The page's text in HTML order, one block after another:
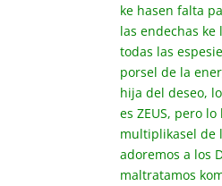
ke hasen falta
las endechas
todas las
porsel de la
hija del deseo,
es ZEUS, pero
multiplikasel de
adoremos a los
maltratamos